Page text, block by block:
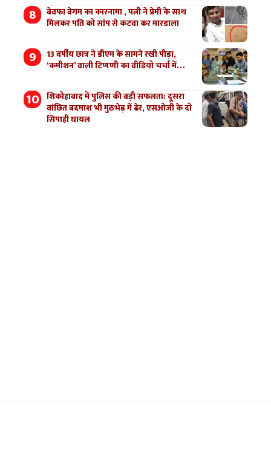
बेवफा बेगम का कारनामा , पत्नी ने प्रेमी के साथ
मिलकर पति को सांप से कटवा कर मारडाला
13 वर्षीय छात्र ने डीएम के सामने रखी पीड़ा,
‘कमीशन’ वाली टिप्पणी का वीडियो चर्चा में…
शिकोहाबाद में पुलिस की बड़ी सफलता: दूसरा
वांछित बदमाश भी मुठभेड़ में ढेर, एसओजी के दो
सिपाही घायल